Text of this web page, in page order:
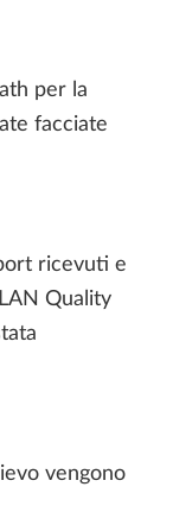
per la
facciate
ricevuti e
Quality
vengono